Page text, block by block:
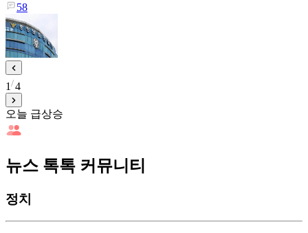
58
1 4
오늘 급상승
뉴스 톡톡 커뮤니티
정치